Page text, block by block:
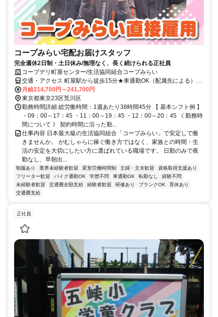
コープみらい宅配お届けスタッフ
完全週休2日制・土日休み/無理なく、長く続けられる正社員
コープデリ町屋センター/生活協同組合コープみらい
交通・アクセス 町屋駅から徒歩15分★車通勤OK（配属先による）※
配属先は、入職時期や各センターの人員状況を踏まえ、本人の希望を
考慮した上で、募集場所を含む通勤可能な範囲のセンターから決定し
ます。
月給214,700円～241,700円
東京都東京23区荒川区
勤務時間詳細 総労働時間：1週あたり38時間45分 【 基本シフト例 】
・09：00～17：45 ・11：00～19：45 ・12：00～20：45 《 勤務時
間について 》 契約時間に沿った勤...
仕事内容 日本最大級の生活協同組合「コープみらい」で安定して働
きませんか。 がむしゃらに稼ぐ働き方ではなく、家族との時間・生
活の安定を大切にしたい方に選ばれている職場です。 日勤のみで夜
勤なし、早朝出...
制服あり 業界未経験者歓迎 変形労働時間制 主婦・主夫歓迎
資格取得支援あり
フリーター歓迎
バイク通勤OK 学歴不問 車通勤OK 転勤なし
経験不問
未経験者歓迎
交通費全額支給 経験者歓迎 研修あり ブランクOK
育休あり
交通費支給
正社員